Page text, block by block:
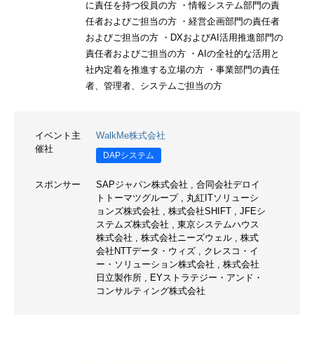
に責任を持つ役員の方 ・情報システム部門の責
任者およびご担当の方 ・経営企画部門の責任者
およびご担当の方 ・DXおよびAI活用推進部門の
責任者およびご担当の方 ・AIの全社的な活用と
社内定着を推進する立場の方 ・事業部門の責任
者、管理者、システムご担当の方
イベント主
催社
WalkMe株式会社
DAPシステム
スポンサー SAPジャパン株式会社 , 合同会社デロイ
トトーマツグループ, 丸紅ITソリューシ
ョンズ株式会社 , 株式会社SHIFT , JFEシ
ステムズ株式会社 , 東京システムハウス
株式会社 , 株式会社ニーズウェル , 株式
会社NTTデータ・ウィズ , クレスコ・イ
ー・ソリューション株式会社 , 株式会社
日立製作所 , EYストラテジー・アンド・
コンサルティング株式会社